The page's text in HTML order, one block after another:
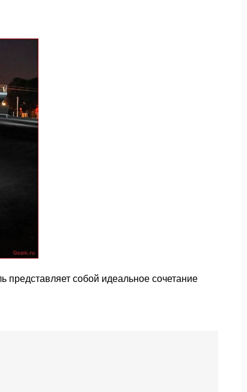
собой идеальное сочетание